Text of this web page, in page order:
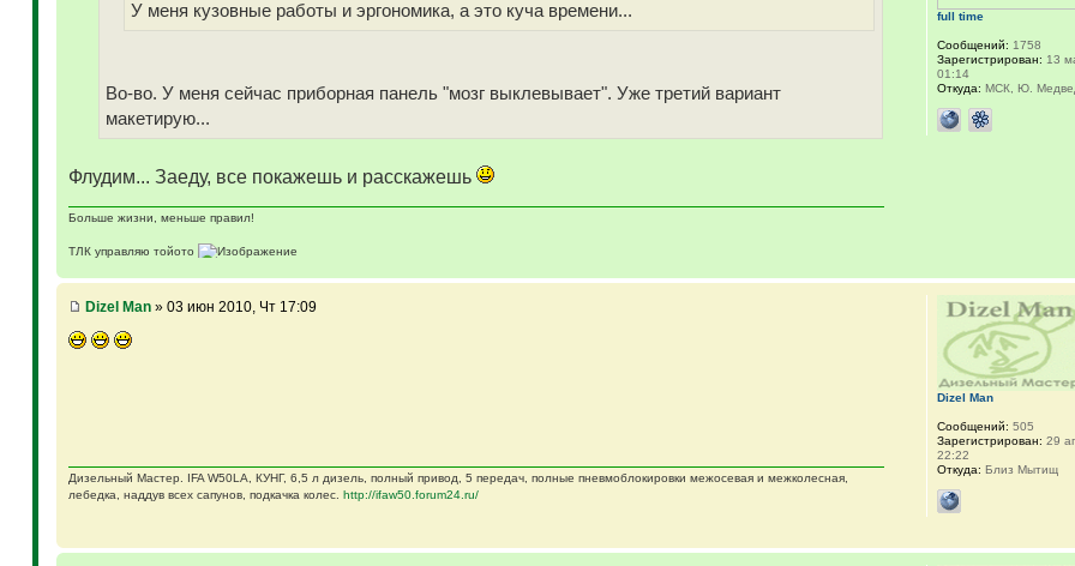
У меня кузовные работы и эргономика, а это куча времени...
Во-во. У меня сейчас приборная панель "мозг выклевывает". Уже третий вариант
макетирую...
Флудим... Заеду, все покажешь и расскажешь
Больше жизни, меньше правил!
ТЛК управляю тойото
ГАЗ-69 рок-н-ролл - еще одна задумка
Если что, на связи (909)640-3030
full time
Сообщений: 1758
Зарегистрирован: 13
01:14
Откуда: МСК, Ю.
Dizel Man» 03 июн 2010, Чт 17:09
Дизельный Мастер. IFA W50LA, КУНГ, 6,5 л дизель, полный привод, 5 передач, полные пневмоблокировки межосевая и межколесная,
лебедка, наддув всех сапунов, подкачка колес. http://ifaw50.forum24.ru/
Dizel Man
Сообщений: 505
Зарегистрирован: 29
22:22
Откуда: Близ Мытищ